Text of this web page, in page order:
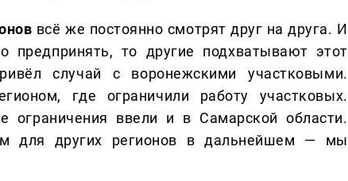
всё же постоянно смотрят друг на друга. И
предпринять, то другие подхватывают этот
случай с воронежскими участковыми.
где ограничили работу участковых.
ввели и в Самарской области.
для других регионов в дальнейшем — мы